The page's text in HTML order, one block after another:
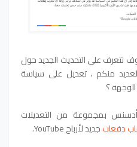
نتعرف على التحديث الجديد حول
منكم ، تعديل على سياسة
بمجموعة من التعديلات
دفعاتجديد لأرباح YouTube.